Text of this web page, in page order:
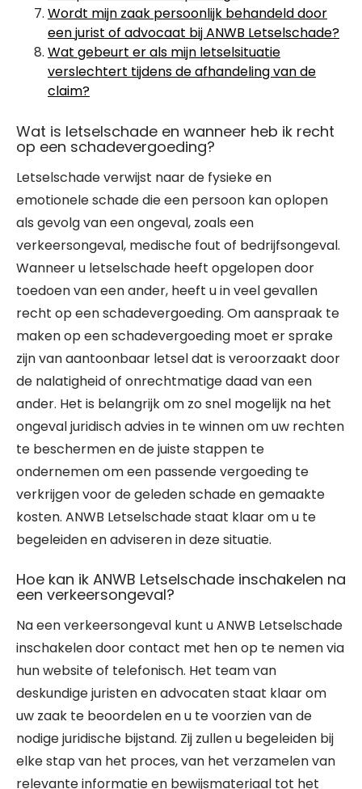
Wordt mijn zaak persoonlijk behandeld door
een jurist of advocaat bij ANWB Letselschade?
Wat gebeurt er als mijn letselsituatie
verslechtert tijdens de afhandeling van de
claim?
Wat is letselschade en wanneer heb ik recht
op een schadevergoeding?
Letselschade verwijst naar de fysieke en
emotionele schade die een persoon kan oplopen
als gevolg van een ongeval, zoals een
verkeersongeval, medische fout of bedrijfsongeval.
Wanneer u letselschade heeft opgelopen door
toedoen van een ander, heeft u in veel gevallen
recht op een schadevergoeding. Om aanspraak te
maken op een schadevergoeding moet er sprake
zijn van aantoonbaar letsel dat is veroorzaakt door
de nalatigheid of onrechtmatige daad van een
ander. Het is belangrijk om zo snel mogelijk na het
ongeval juridisch advies in te winnen om uw rechten
te beschermen en de juiste stappen te
ondernemen om een passende vergoeding te
verkrijgen voor de geleden schade en gemaakte
kosten. ANWB Letselschade staat klaar om u te
begeleiden en adviseren in deze situatie.
Hoe kan ik ANWB Letselschade inschakelen na
een verkeersongeval?
Na een verkeersongeval kunt u ANWB Letselschade
inschakelen door contact met hen op te nemen via
hun website of telefonisch. Het team van
deskundige juristen en advocaten staat klaar om
uw zaak te beoordelen en u te voorzien van de
nodige juridische bijstand. Zij zullen u begeleiden bij
elke stap van het proces, van het verzamelen van
relevante informatie en bewijsmateriaal tot het